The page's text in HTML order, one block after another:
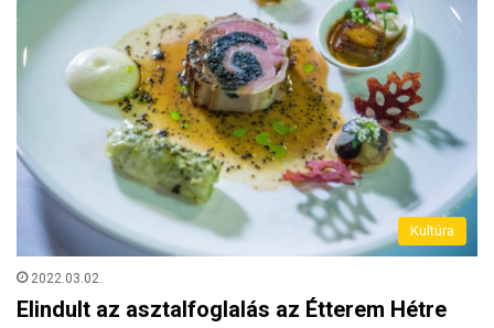
Kultúra
2022.03.02.
Elindult az asztalfoglalás az Étterem Hétre